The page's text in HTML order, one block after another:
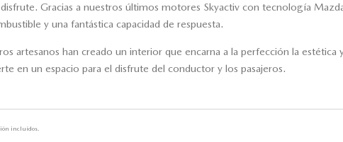
Gracias a nuestros últimos motores Skyactiv con tecnología
y una fantástica capacidad de respuesta.
artesanos han creado un interior que encarna a la perfección la
en un espacio para el disfrute del conductor y los pasajeros.
incluídos.